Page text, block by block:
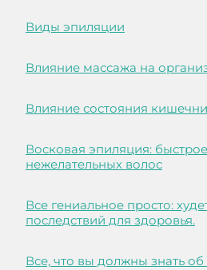
Виды эпиляции
Влияние массажа на
Влияние состояния
Восковая эпиляция:
нежелательных волос
Все гениальное просто:
последствий для здоровья.
Все, что вы должны знать